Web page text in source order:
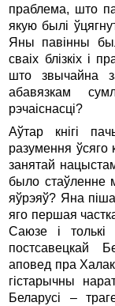
праблема, што
якую былі
Яны павінны
сваіх блізкіх і
што звычайна
абавязкам
рэчаіснасці?
Аўтар кнігі
разумення ўсяго
занятай
было стаўленне
яўрэяў? Яна
яго першая
Саюзе і толькі
постсавецкай
аповед пра
гістарычны
Беларусі –